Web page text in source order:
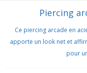
Piercing
Ce piercing arcade en
apporte un look net et
pour